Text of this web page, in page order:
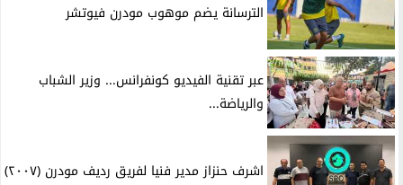
الترسانة يضم موهوب مودرن فيوتشر
عبر تقنية الفيديو كونفرانس... وزير الشباب
والرياضة...
اشرف حنزاز مدير فنيا لفريق رديف مودرن (٢٠٠٧)